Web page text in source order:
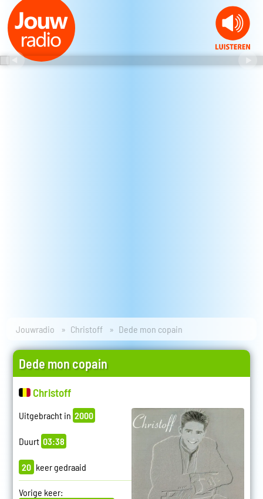
Jouwradio Christoff Dede mon copain
Dede mon copain
Christoff
Uitgebracht in 2000
Duurt 03:38
20 keer gedraaid
Vorige keer: